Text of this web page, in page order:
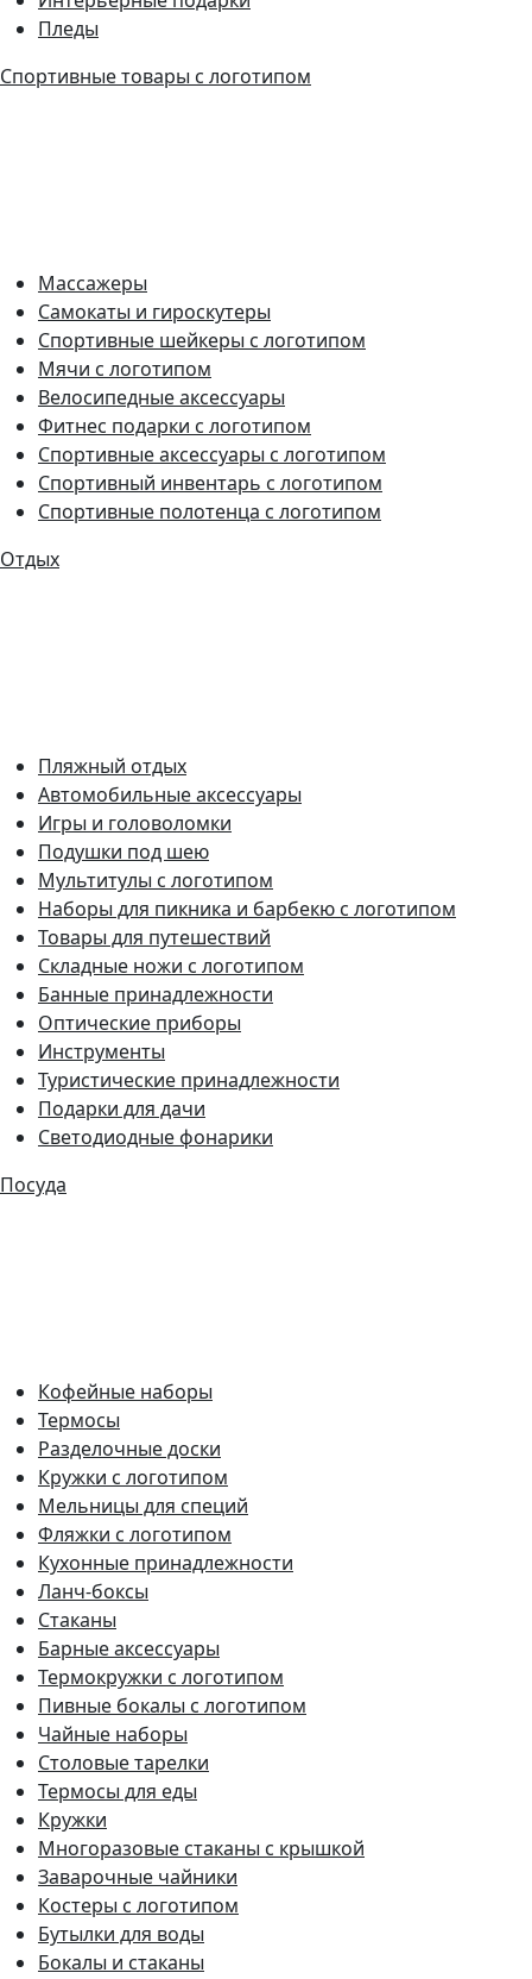
Пледы
Спортивные товары с логотипом
Массажеры
Самокаты и гироскутеры
Спортивные шейкеры с логотипом
Мячи с логотипом
Велосипедные аксессуары
Фитнес подарки с логотипом
Спортивные аксессуары с логотипом
Спортивный инвентарь с логотипом
Спортивные полотенца с логотипом
Отдых
Пляжный отдых
Автомобильные аксессуары
Игры и головоломки
Подушки под шею
Мультитулы с логотипом
Наборы для пикника и барбекю с логотипом
Товары для путешествий
Складные ножи с логотипом
Банные принадлежности
Оптические приборы
Инструменты
Туристические принадлежности
Подарки для дачи
Светодиодные фонарики
Посуда
Кофейные наборы
Термосы
Разделочные доски
Кружки с логотипом
Мельницы для специй
Фляжки с логотипом
Кухонные принадлежности
Ланч-боксы
Стаканы
Барные аксессуары
Термокружки с логотипом
Пивные бокалы с логотипом
Чайные наборы
Столовые тарелки
Термосы для еды
Кружки
Многоразовые стаканы с крышкой
Заварочные чайники
Костеры с логотипом
Бутылки для воды
Бокалы и стаканы